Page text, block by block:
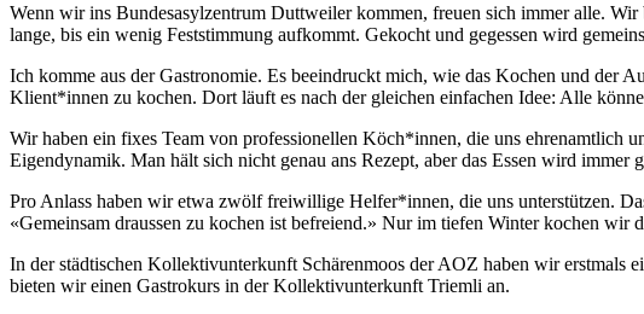
Wenn wir ins Bundesasylzentrum Duttweiler kommen, freuen sich immer alle.
lange, bis ein wenig Feststimmung aufkommt. Gekocht und gegessen wird
Ich komme aus der Gastronomie. Es beeindruckt mich, wie das Kochen und der
Klient*innen zu kochen. Dort läuft es nach der gleichen einfachen Idee: Alle
Wir haben ein fixes Team von professionellen Köch*innen, die uns ehrenamtlich
Eigendynamik. Man hält sich nicht genau ans Rezept, aber das Essen wird immer
Pro Anlass haben wir etwa zwölf freiwillige Helfer*innen, die uns unterstützen.
«Gemeinsam draussen zu kochen ist befreiend.» Nur im tiefen Winter kochen wir
In der städtischen Kollektivunterkunft Schärenmoos der AOZ haben wir
bieten wir einen Gastrokurs in der Kollektivunterkunft Triemli an.